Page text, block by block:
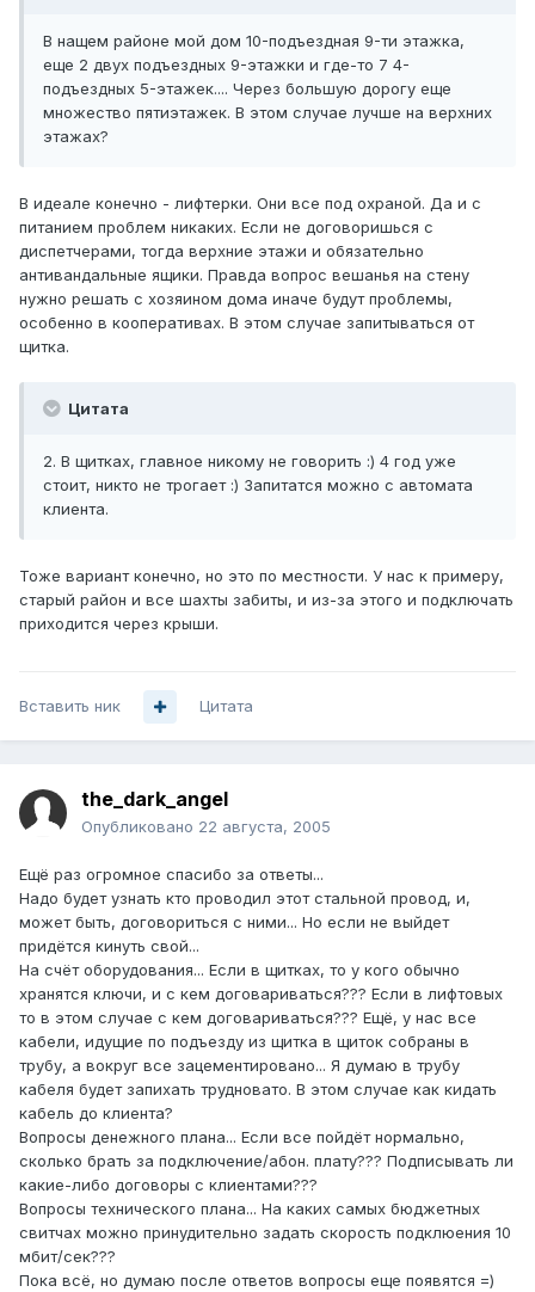
В нащем районе мой дом 10-подъездная 9-ти этажка,
еще 2 двух подъездных 9-этажки и где-то 7 4-
подъездных 5-этажек.... Через большую дорогу еще
множество пятиэтажек. В этом случае лучше на верхних
этажах?
В идеале конечно - лифтерки. Они все под охраной. Да и с
питанием проблем никаких. Если не договоришься с
диспетчерами, тогда верхние этажи и обязательно
антивандальные ящики. Правда вопрос вешанья на стену
нужно решать с хозяином дома иначе будут проблемы,
особенно в кооперативах. В этом случае запитываться от
щитка.
Цитата
2. В щитках, главное никому не говорить :) 4 год уже
стоит, никто не трогает :) Запитатся можно с автомата
клиента.
Тоже вариант конечно, но это по местности. У нас к примеру,
старый район и все шахты забиты, и из-за этого и подключать
приходится через крыши.
Вставить ник Цитата
the_dark_angel
Опубликовано 22 августа, 2005
Ещё раз огромное спасибо за ответы...
Надо будет узнать кто проводил этот стальной провод, и,
может быть, договориться с ними... Но если не выйдет
придётся кинуть свой...
На счёт оборудования... Если в щитках, то у кого обычно
хранятся ключи, и с кем договариваться??? Если в лифтовых
то в этом случае с кем договариваться??? Ещё, у нас все
кабели, идущие по подъезду из щитка в щиток собраны в
трубу, а вокруг все зацементировано... Я думаю в трубу
кабеля будет запихать трудновато. В этом случае как кидать
кабель до клиента?
Вопросы денежного плана... Если все пойдёт нормально,
сколько брать за подключение/абон. плату??? Подписывать ли
какие-либо договоры с клиентами???
Вопросы технического плана... На каких самых бюджетных
свитчах можно принудительно задать скорость подклюения 10
мбит/сек???
Пока всё, но думаю после ответов вопросы еще появятся =)